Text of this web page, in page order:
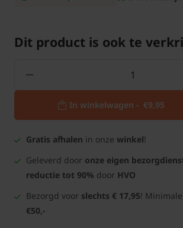
Dit product is ook te
In winkelwagen - €9,95
Gratis afhalen in onze winkel!
Geleverd door onze eigen
reductie tot 90% door HVO
Bezorgd voor slechts € 17,95!
€50,-